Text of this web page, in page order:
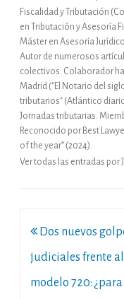
Fiscalidad y Tributación
en Tributación y Asesoría
Máster en Asesoría
Autor de numerosos
colectivos. Colaborador
Madrid ("El Notario del
tributarios" (Atlántico
Jornadas tributarias.
Reconocido por Best
of the year” (2024).
Ver todas las entradas por
Navegación
de
entradas
Dos nuevos
judiciales frente al
modelo 720: ¿para